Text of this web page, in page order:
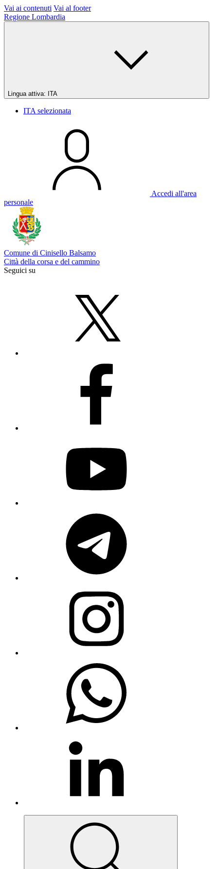
Vai ai contenuti Vai al footer
Regione Lombardia
Lingua attiva: ITA
ITA selezionata
Accedi all'area
personale
Comune di Cinisello Balsamo
Città della corsa e del cammino
Seguici su